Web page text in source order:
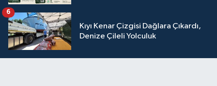
Kıyı Kenar Çizgisi Dağlara Çıkardı,
Denize Çileli Yolculuk
6